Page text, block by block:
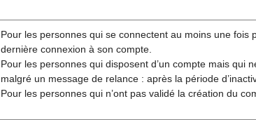
Pour les personnes qui se connectent au moins une fois
dernière connexion à son compte.
Pour les personnes qui disposent d’un compte mais qui
malgré un message de relance : après la période
Pour les personnes qui n’ont pas validé la création du